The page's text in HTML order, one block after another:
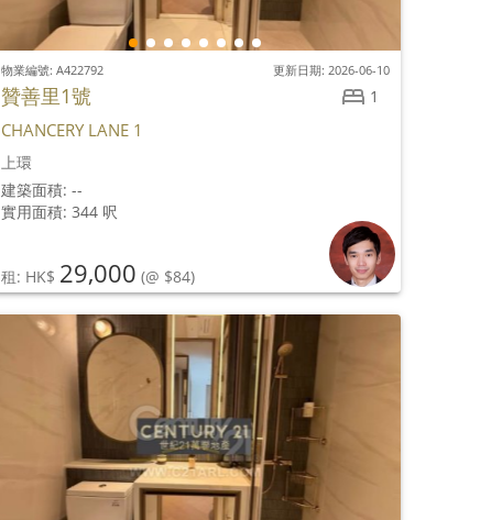
1
物業編號: A422792 更新日期: 2026-06-10
贊善里1號
CHANCERY LANE 1
上環
建築面積: --
實用面積: 344 呎
租: HK$ 29,000 (@ $84)